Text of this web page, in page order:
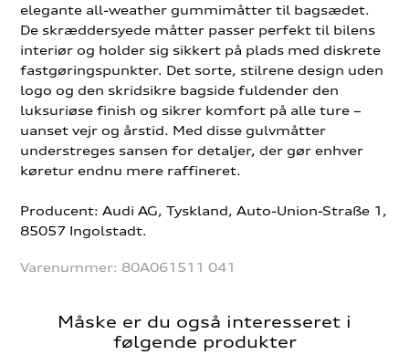
elegante all-weather gummimåtter til bagsædet.
De skræddersyede måtter passer perfekt til bilens
interiør og holder sig sikkert på plads med diskrete
fastgøringspunkter. Det sorte, stilrene design uden
logo og den skridsikre bagside fuldender den
luksuriøse finish og sikrer komfort på alle ture –
uanset vejr og årstid. Med disse gulvmåtter
understreges sansen for detaljer, der gør enhver
køretur endnu mere raffineret.
Producent: Audi AG, Tyskland, Auto-Union-Straße 1,
85057 Ingolstadt.
Varenummer: 80A061511 041
Måske er du også interesseret i
følgende produkter